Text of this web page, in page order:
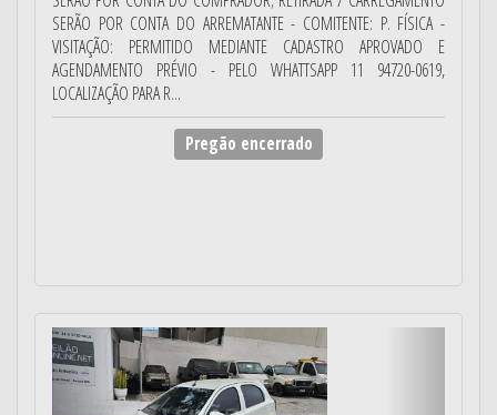
SERÃO POR CONTA DO ARREMATANTE - COMITENTE: P. FÍSICA -
VISITAÇÃO: PERMITIDO MEDIANTE CADASTRO APROVADO E
AGENDAMENTO PRÉVIO - PELO WHATTSAPP 11 94720-0619,
LOCALIZAÇÃO PARA R...
Pregão encerrado
Anterior